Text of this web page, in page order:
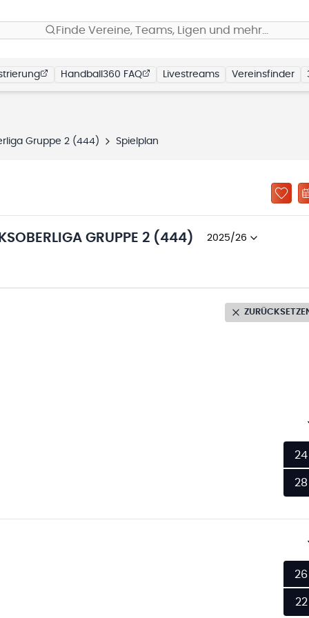
Finde Vereine, Teams, Ligen und mehr…
Handball360 FAQ Livestreams Vereinsfinder
Gruppe 2 (444) Spielplan
GRUPPE 2 (444) 2025/26
24
28
26
22